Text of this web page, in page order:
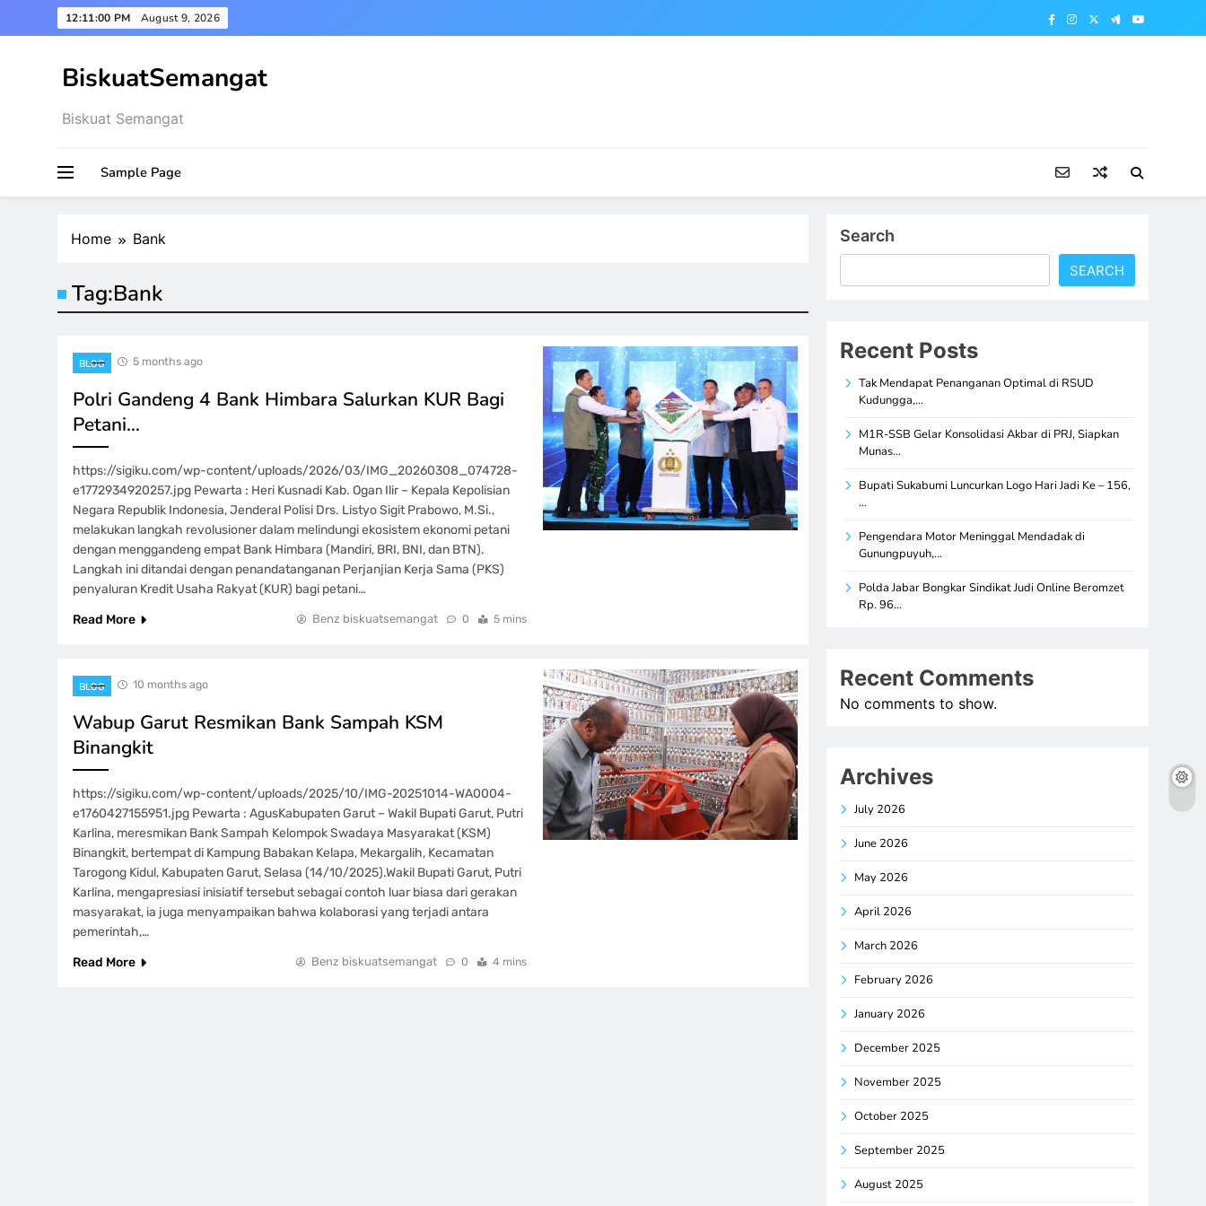
to
12:11:01 PM August 9, 2026
BiskuatSemangat
Biskuat Semangat
Sample Page
Home Bank
Tag:Bank
BLOG 5 months ago
Polri Gandeng 4 Bank Himbara Salurkan KUR Bagi
Petani…
https://sigiku.com/wp-content/uploads/2026/03/IMG_20260308_074728-
e1772934920257.jpg Pewarta : Heri Kusnadi Kab. Ogan Ilir – Kepala Kepolisian
Negara Republik Indonesia, Jenderal Polisi Drs. Listyo Sigit Prabowo, M.Si.,
melakukan langkah revolusioner dalam melindungi ekosistem ekonomi petani
dengan menggandeng empat Bank Himbara (Mandiri, BRI, BNI, dan BTN).
Langkah ini ditandai dengan penandatanganan Perjanjian Kerja Sama (PKS)
penyaluran Kredit Usaha Rakyat (KUR) bagi petani…
Read More
Benz biskuatsemangat 0 5 mins
BLOG 10 months ago
‎Wabup Garut Resmikan Bank Sampah KSM
Binangkit
https://sigiku.com/wp-content/uploads/2025/10/IMG-20251014-WA0004-
e1760427155951.jpg Pewarta : Agus‎Kabupaten Garut – Wakil Bupati Garut, Putri
Karlina, meresmikan Bank Sampah Kelompok Swadaya Masyarakat (KSM)
Binangkit, bertempat di Kampung Babakan Kelapa, Mekargalih, Kecamatan
Tarogong Kidul, Kabupaten Garut, Selasa (14/10/2025).‎‎Wakil Bupati Garut, Putri
Karlina, mengapresiasi inisiatif tersebut sebagai contoh luar biasa dari gerakan
masyarakat, ia juga menyampaikan bahwa kolaborasi yang terjadi antara
pemerintah,…
Read More
Benz biskuatsemangat 0 4 mins
Search
SEARCH
Recent Posts
Tak Mendapat Penanganan Optimal di RSUD
Kudungga,…
M1R-SSB Gelar Konsolidasi Akbar di PRJ, Siapkan
Munas…
Bupati Sukabumi Luncurkan Logo Hari Jadi Ke – 156,
…
Pengendara Motor Meninggal Mendadak di
Gunungpuyuh,…
Polda Jabar Bongkar Sindikat Judi Online Beromzet
Rp. 96…
Recent Comments
No comments to show.
Archives
July 2026
June 2026
May 2026
April 2026
March 2026
February 2026
January 2026
December 2025
November 2025
October 2025
September 2025
August 2025